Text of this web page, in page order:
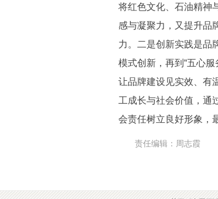
将红色文化、石油精神
感与凝聚力，又提升品
力。二是创新实践是品
模式创新，再到“五心
让品牌建设见实效、有
工成长与社会价值，通
会责任树立良好形象，
责任编辑：周志霞